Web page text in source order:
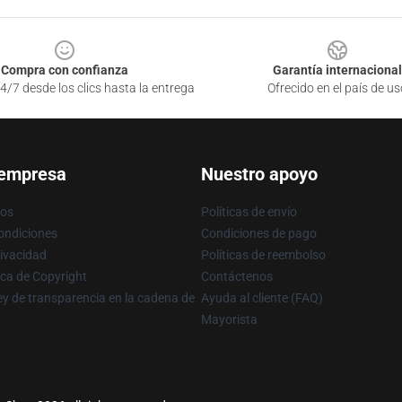
Compra con confianza
7 desde los clics hasta la entrega
Garantía internacional
Ofrecido en el país de
de Copyright
de transparencia en la cadena de
Nuestro apoyo
Políticas de envío
Condiciones de pago
Políticas de reembolso
Contáctenos
Ayuda al cliente (FAQ)
Mayorista